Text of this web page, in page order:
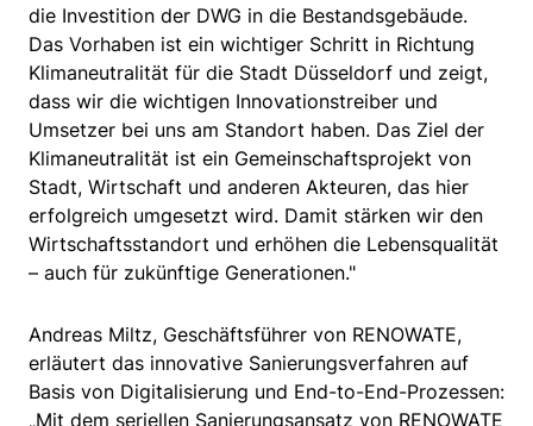
die Investition der DWG in die Bestandsgebäude.
Das Vorhaben ist ein wichtiger Schritt in Richtung
Klimaneutralität für die Stadt Düsseldorf und zeigt,
dass wir die wichtigen Innovationstreiber und
Umsetzer bei uns am Standort haben. Das Ziel der
Klimaneutralität ist ein Gemeinschaftsprojekt von
Stadt, Wirtschaft und anderen Akteuren, das hier
erfolgreich umgesetzt wird. Damit stärken wir den
Wirtschaftsstandort und erhöhen die Lebensqualität
– auch für zukünftige Generationen."
Andreas Miltz, Geschäftsführer von RENOWATE,
erläutert das innovative Sanierungsverfahren auf
Basis von Digitalisierung und End-to-End-Prozessen:
„Mit dem seriellen Sanierungsansatz von RENOWATE